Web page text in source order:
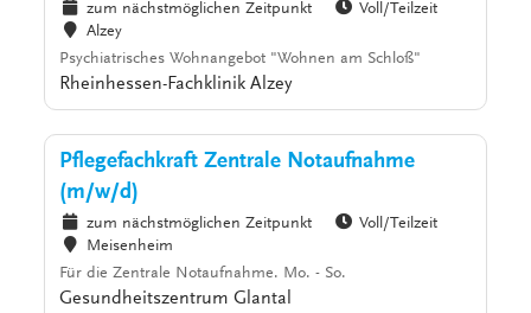
zum nächstmöglichen Zeitpunkt
Voll/Teilzeit
Alzey
Psychiatrisches Wohnangebot "Wohnen am Schloß"
Rheinhessen-Fachklinik Alzey
Pflegefachkraft Zentrale Notaufnahme
(m/w/d)
zum nächstmöglichen Zeitpunkt
Voll/Teilzeit
Meisenheim
Für die Zentrale Notaufnahme. Mo. - So.
Gesundheitszentrum Glantal